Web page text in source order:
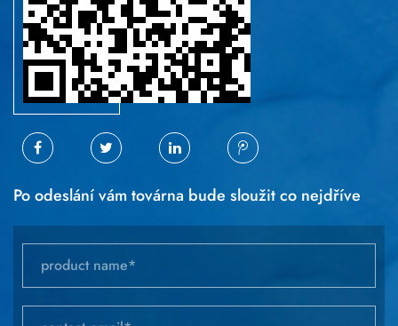
Po odeslání vám továrna bude sloužit co nejdříve